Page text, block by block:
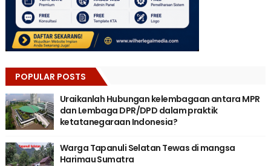
POPULAR POSTS
Uraikanlah Hubungan kelembagaan antara MPR
dan Lembaga DPR/DPD dalam praktik
ketatanegaraan Indonesia?
Warga Tapanuli Selatan Tewas di mangsa
Harimau Sumatra